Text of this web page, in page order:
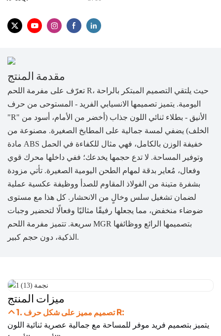
مقدمة المنتج
تعرّف على مفرمة اللحم R، حيث يلتقي التصميم المبتكر بالراحة
اليومية. يتميز تصميمها الانسيابي الفريد - المستوحى من حرف
"R" الأنيق - بطلاء ثنائي اللون جذاب (أخضر من الأمام، أسود من
الخلف) يضفي لمسة جمالية على المطابخ الصغيرة. مصنوعة من
مادة ABS خفيفة الوزن بالكامل، فهي مثال للكفاءة في الحمل
وتوفير المساحة. لا تدع حجمها يخدعك؛ ففي داخلها محرك قوي
وفعال، مُعاير بدقة لمهام الطحن اليومية الصغيرة. تأتي مزودة
بشفرة متينة من الفولاذ المقاوم للصدأ ووظيفة عكسية عملية
لضمان تشغيل سلس وخالٍ من الانحشار. كل هذا مع مستوى
ضوضاء منخفض، مما يجعلها رفيقًا مثاليًا وفعالًا لتحضير وجبات
سريعة. تتميز مفرمة اللحم MGR بتصميمها الرائع ووظائفها
الذكية، دون حجم كبير.
ميزات المنتج
1. تصميم مميز على شكل حرف R:
يتميز بتصميم فريد موفر للمساحة مع جمالية عصرية ثنائية اللون